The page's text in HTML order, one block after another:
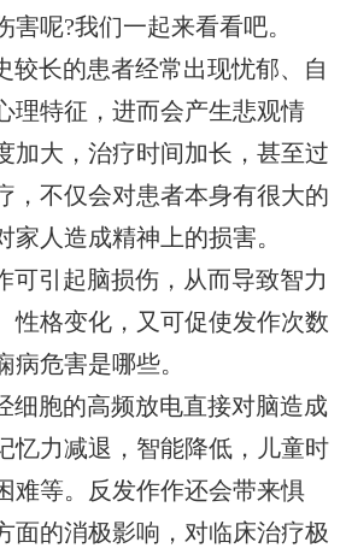
害呢?我们一起来看看吧。
较长的患者经常出现忧郁、自
理特征，进而会产生悲观情
加大，治疗时间加长，甚至过
，不仅会对患者本身有很大的
家人造成精神上的损害。
可引起脑损伤，从而导致智力
性格变化，又可促使发作次数
病危害是哪些。
细胞的高频放电直接对脑造成
忆力减退，智能降低，儿童时
难等。反发作作还会带来惧
面的消极影响，对临床治疗极